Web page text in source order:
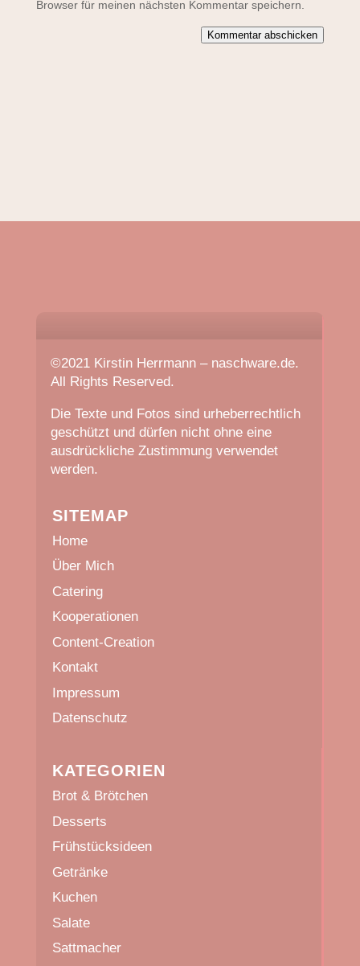
Browser für meinen nächsten Kommentar speichern.
Kommentar abschicken
©2021 Kirstin Herrmann – naschware.de.
All Rights Reserved.
Die Texte und Fotos sind urheberrechtlich
geschützt und dürfen nicht ohne eine
ausdrückliche Zustimmung verwendet
werden.
SITEMAP
Home
Über Mich
Catering
Kooperationen
Content-Creation
Kontakt
Impressum
Datenschutz
KATEGORIEN
Brot & Brötchen
Desserts
Frühstücksideen
Getränke
Kuchen
Salate
Sattmacher